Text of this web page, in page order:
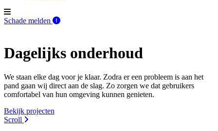
Schade melden
Dagelijks onderhoud
We staan elke dag voor je klaar. Zodra er een probleem is aan het
pand gaan wij direct aan de slag. Zo zorgen we dat gebruikers
comfortabel van hun omgeving kunnen genieten.
Bekijk projecten
Scroll